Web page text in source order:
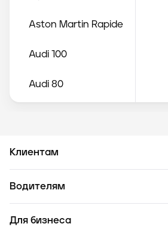
Aston Martin Rapide
Audi 100
Audi 80
Audi A3 Sportback
Клиентам
Водителям
Для бизнеса